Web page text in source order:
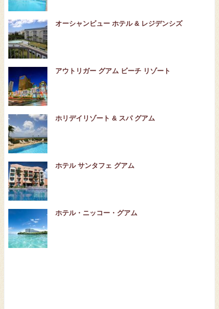
オーシャンビュー ホテル & レジデンシズ
アウトリガー グアム ビーチ リゾート
ホリデイリゾート & スパ グアム
ホテル サンタフェ グアム
ホテル・ニッコー・グアム